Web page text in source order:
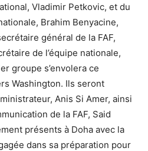
Vladimir Petkovic, et du
Brahim Benyacine,
général de la FAF,
de l’équipe nationale,
groupe s’envolera ce
Washington. Ils seront
Anis Si Amer, ainsi
de la FAF, Said
présents à Doha avec la
dans sa préparation pour